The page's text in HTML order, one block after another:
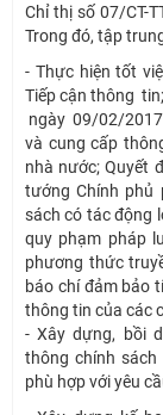
Chỉ thị số 07/CT-
Trong đó, tập
- Thực hiện tốt
Tiếp cận thông
ngày 09/02/2017
và cung cấp
nhà nước; Quyết
tướng Chính phủ
sách có tác động
quy phạm pháp
phương thức
báo chí đảm bảo
thông tin của các
- Xây dựng, bồi
thông chính sách
phù hợp với yêu